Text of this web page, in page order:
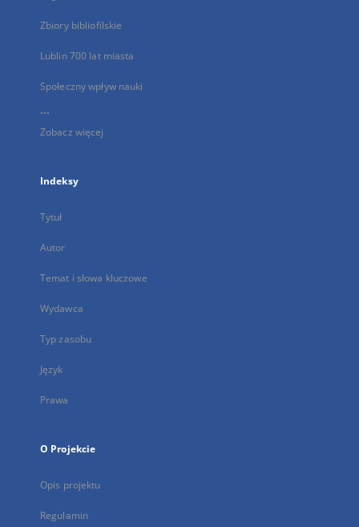
Zbiory bibliofilskie
Lublin 700 lat miasta
Społeczny wpływ nauki
...
Zobacz więcej
Indeksy
Tytuł
Autor
Temat i słowa kluczowe
Wydawca
Typ zasobu
Język
Prawa
O Projekcie
Opis projektu
Regulamin